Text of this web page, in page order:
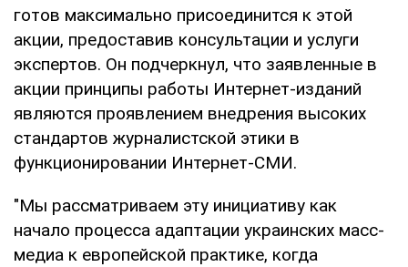
готов максимально присоединится к этой
акции, предоставив консультации и услуги
экспертов. Он подчеркнул, что заявленные в
акции принципы работы Интернет-изданий
являются проявлением внедрения высоких
стандартов журналистской этики в
функционировании Интернет-СМИ.
"Мы рассматриваем эту инициативу как
начало процесса адаптации украинских масс-
медиа к европейской практике, когда